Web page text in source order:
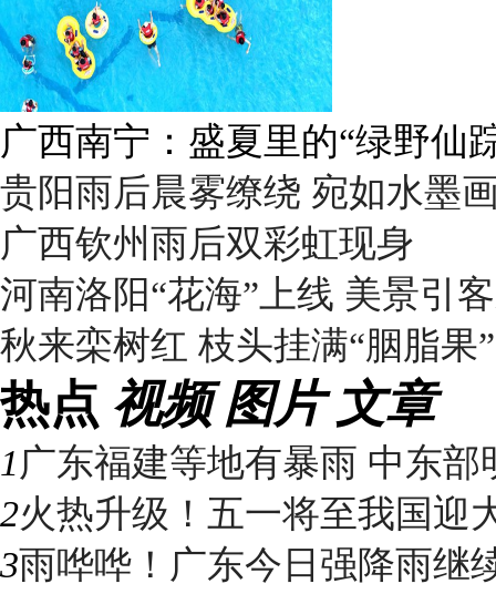
广西南宁：盛夏里的“绿野仙
贵阳雨后晨雾缭绕 宛如水墨
广西钦州雨后双彩虹现身
河南洛阳“花海”上线 美景引
秋来栾树红 枝头挂满“胭脂果”
热点 视频 图片 文章
1 广东福建等地有暴雨 中东部
2火热升级！五一将至我国迎
3雨哗哗！广东今日强降雨继